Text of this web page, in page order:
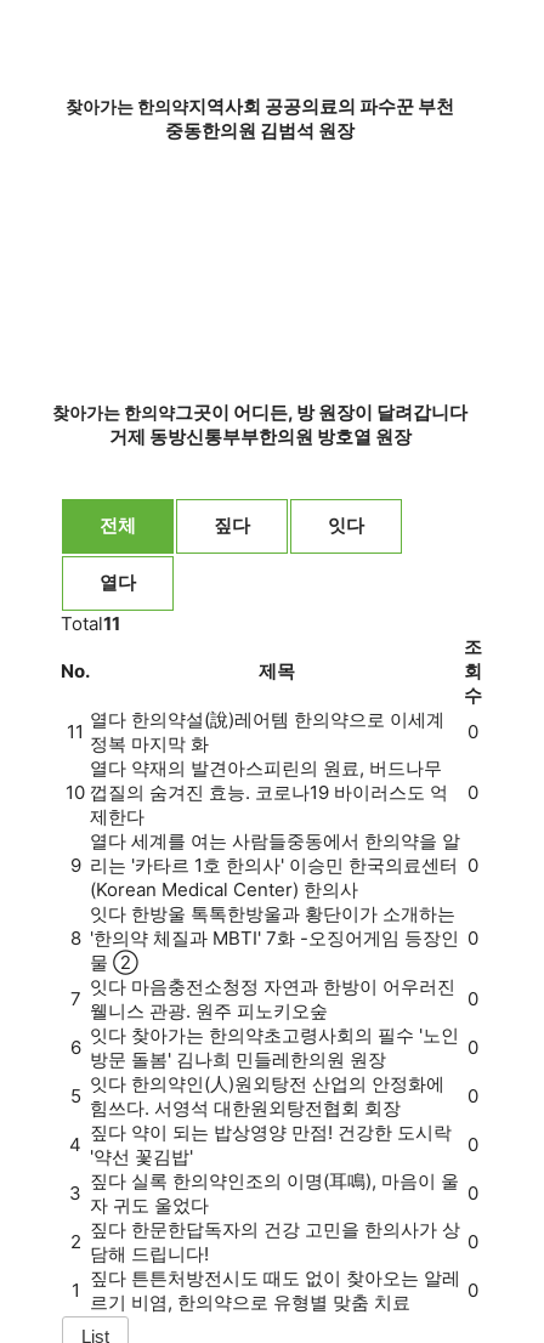
찾아가는 한의약지역사회 공공의료의 파수꾼 부천
중동한의원 김범석 원장
찾아가는 한의약그곳이 어디든, 방 원장이 달려갑니다
거제 동방신통부부한의원 방호열 원장
전체 짚다 잇다
열다
Total11
No. 제목
조
회
수
11
열다 한의약설(說)레어템 한의약으로 이세계
정복 마지막 화
0
10
열다 약재의 발견아스피린의 원료, 버드나무
껍질의 숨겨진 효능. 코로나19 바이러스도 억
제한다
0
9
열다 세계를 여는 사람들중동에서 한의약을 알
리는 '카타르 1호 한의사' 이승민 한국의료센터
(Korean Medical Center) 한의사
0
8
잇다 한방울 톡톡한방울과 황단이가 소개하는
'한의약 체질과 MBTI' 7화 -오징어게임 등장인
물 ②
0
7
잇다 마음충전소청정 자연과 한방이 어우러진
웰니스 관광. 원주 피노키오숲
0
6
잇다 찾아가는 한의약초고령사회의 필수 '노인
방문 돌봄' 김나희 민들레한의원 원장
0
5
잇다 한의약인(人)원외탕전 산업의 안정화에
힘쓰다. 서영석 대한원외탕전협회 회장
0
4
짚다 약이 되는 밥상영양 만점! 건강한 도시락
'약선 꽃김밥'
0
3
짚다 실록 한의약인조의 이명(耳鳴), 마음이 울
자 귀도 울었다
0
2
짚다 한문한답독자의 건강 고민을 한의사가 상
담해 드립니다!
0
1
짚다 튼튼처방전시도 때도 없이 찾아오는 알레
르기 비염, 한의약으로 유형별 맞춤 치료
0